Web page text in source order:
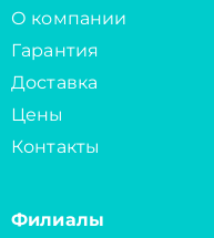
О компании
Гарантия
Доставка
Цены
Контакты
Филиалы